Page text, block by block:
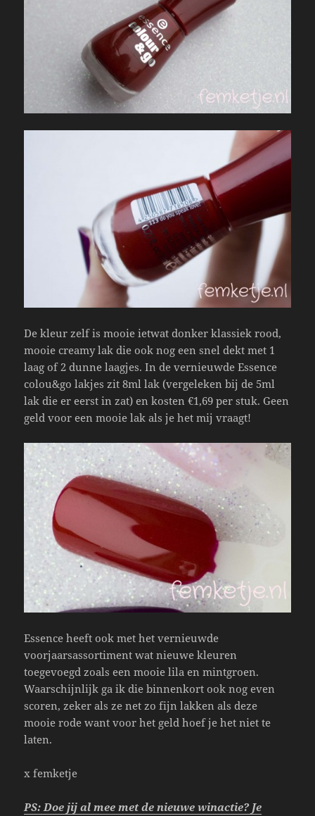
De kleur zelf is mooie ietwat donker klassiek rood,
mooie creamy lak die ook nog een snel dekt met 1
laag of 2 dunne laagjes. In de vernieuwde Essence
colou&go lakjes zit 8ml lak (vergeleken bij de 5ml
lak die er eerst in zat) en kosten €1,69 per stuk. Geen
geld voor een mooie lak als je het mij vraagt!
Essence heeft ook met het vernieuwde
voorjaarsassortiment wat nieuwe kleuren
toegevoegd zoals een mooie lila en mintgroen.
Waarschijnlijk ga ik die binnenkort ook nog even
scoren, zeker als ze net zo fijn lakken als deze
mooie rode want voor het geld hoef je het niet te
laten.
x femketje
PS: Doe jij al mee met de nieuwe winactie? Je